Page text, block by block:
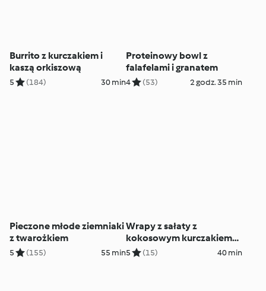
Burrito z kurczakiem i
kaszą orkiszową
5 (184) 30 min
Proteinowy bowl z
falafelami i granatem
4 (53) 2 godz. 35 min
Pieczone młode ziemniaki
z twarożkiem
5 (155) 55 min
Wrapy z sałaty z
kokosowym kurczakiem
curry
5 (15) 40 min